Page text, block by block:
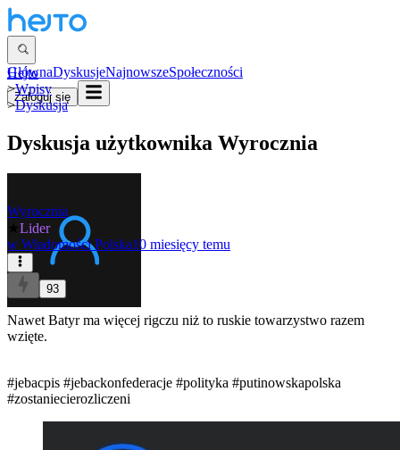
GłównaDyskusjeNajnowszeSpołeczności
Zaloguj się
Hejto
>Wpisy
>Dyskusja
Dyskusja użytkownika Wyrocznia
Wyrocznia
Lider
w Wiadomości Polska10 miesięcy temu
93
Nawet Batyr ma więcej rigczu niż to ruskie towarzystwo razem
wzięte.
#jebacpis #jebackonfederacje #polityka #putinowskapolska
#zostaniecierozliczeni